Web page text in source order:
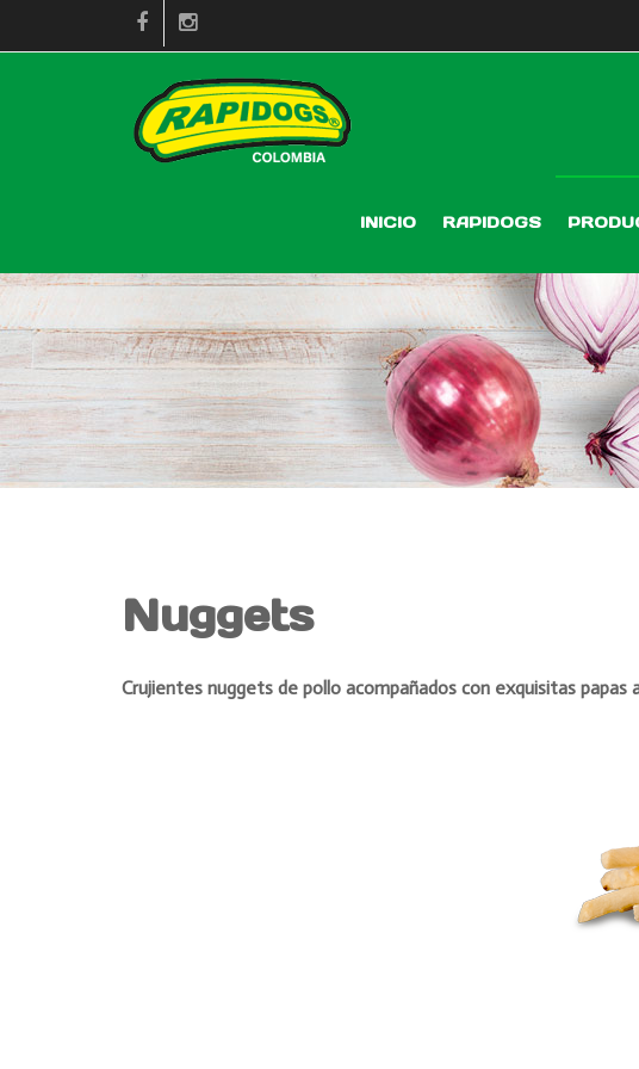
INICIO RAPIDOGS
Nuggets
Nuggets
Crujientes nuggets de pollo acompañados con exquisitas papas